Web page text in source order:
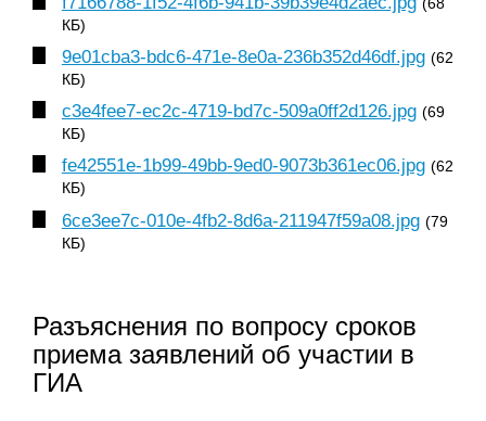
(68
КБ)
9e01cba3-bdc6-471e-8e0a-236b352d46df.jpg (62
КБ)
c3e4fee7-ec2c-4719-bd7c-509a0ff2d126.jpg (69
КБ)
fe42551e-1b99-49bb-9ed0-9073b361ec06.jpg (62
КБ)
6ce3ee7c-010e-4fb2-8d6a-211947f59a08.jpg (79
КБ)
Разъяснения по вопросу сроков
приема заявлений об участии в
ГИА